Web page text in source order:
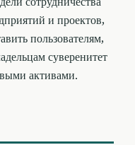
и проектов,
пользователям,
суверенитет
активами.